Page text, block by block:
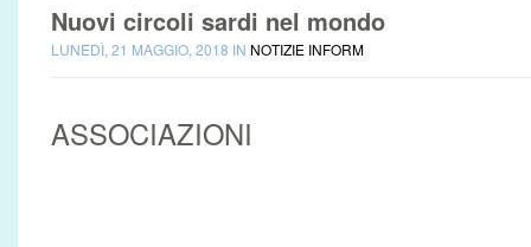
Nuovi circoli sardi nel mondo
LUNEDÌ, 21 MAGGIO, 2018 IN NOTIZIE INFORM
ASSOCIAZIONI